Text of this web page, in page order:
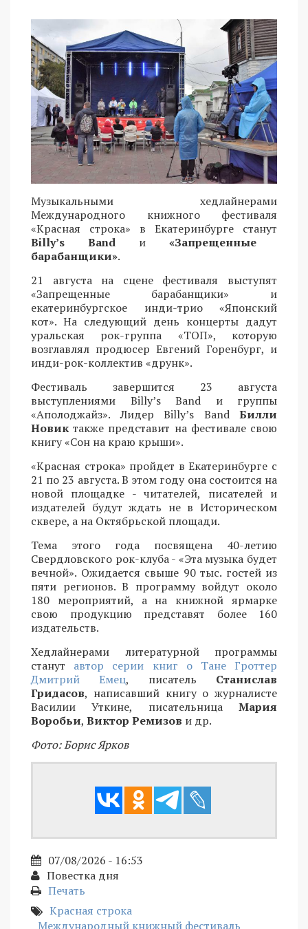
Музыкальными хедлайнерами
Международного книжного фестиваля
«Красная строка» в Екатеринбурге станут
Billy’s Band и «Запрещенные
барабанщики».
21 августа на сцене фестиваля выступят
«Запрещенные барабанщики» и
екатеринбургское инди-трио «Японский
кот». На следующий день концерты дадут
уральская рок-группа «ТОП», которую
возглавлял продюсер Евгений Горенбург, и
инди-рок-коллектив «друнк».
Фестиваль завершится 23 августа
выступлениями Billy’s Band и группы
«Аполоджайз». Лидер Billy’s Band Билли
Новик также представит на фестивале свою
книгу «Сон на краю крыши».
«Красная строка» пройдет в Екатеринбурге с
21 по 23 августа. В этом году она состоится на
новой площадке - читателей, писателей и
издателей будут ждать не в Историческом
сквере, а на Октябрьской площади.
Тема этого года посвящена 40-летию
Свердловского рок-клуба - «Эта музыка будет
вечной». Ожидается свыше 90 тыс. гостей из
пяти регионов. В программу войдут около
180 мероприятий, а на книжной ярмарке
свою продукцию представят более 160
издательств.
Хедлайнерами литературной программы
станут автор серии книг о Тане Гроттер
Дмитрий Емец, писатель Станислав
Гридасов, написавший книгу о журналисте
Василии Уткине, писательница Мария
Воробьи, Виктор Ремизов и др.
Фото: Борис Ярков
07/08/2026 - 16:53
Повестка дня
Печать
Красная строка
Международный книжный фестиваль